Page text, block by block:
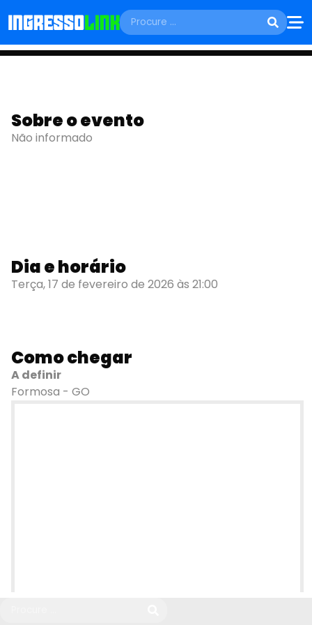
TERÇA, 17 DE FEVEREIRO
Bloquinho do Godó
Sobre o evento
Não informado
Dia e horário
Terça, 17 de fevereiro de 2026 às 21:00
Como chegar
A definir
Formosa - GO